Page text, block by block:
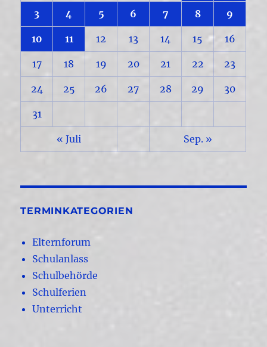
3 4 5 6 7 8 9
10 11 12 13 14 15 16
17 18 19 20 21 22 23
24 25 26 27 28 29 30
31
« Juli Sep. »
TERMINKATEGORIEN
Elternforum
Schulanlass
Schulbehörde
Schulferien
Unterricht